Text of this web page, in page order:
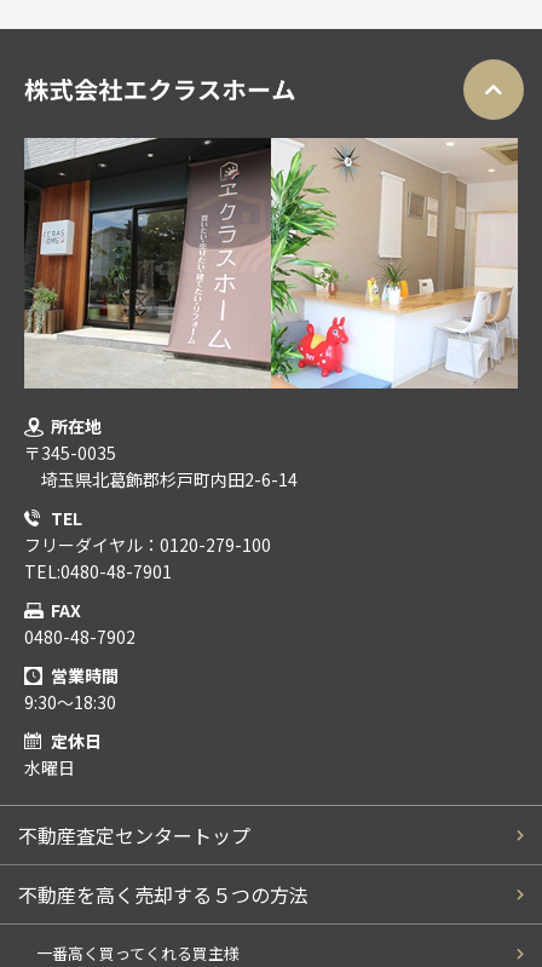
所在地
〒345-0035
埼玉県北葛飾郡杉戸町内田2-6-14
TEL
フリーダイヤル：0120-279-100
TEL:0480-48-7901
FAX
0480-48-7902
営業時間
9:30～18:30
定休日
水曜日
不動産査定センタートップ
不動産を高く売却する５つの方法
一番高く買ってくれる買主様